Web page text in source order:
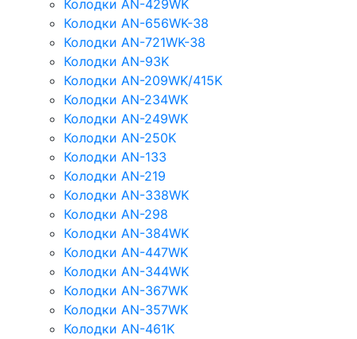
Колодки AN-429WK
Колодки AN-656WK-38
Колодки AN-721WK-38
Колодки AN-93K
Колодки AN-209WK/415K
Колодки AN-234WK
Колодки AN-249WK
Колодки AN-250K
Колодки AN-133
Колодки AN-219
Колодки AN-338WK
Колодки AN-298
Колодки AN-384WK
Колодки AN-447WK
Колодки AN-344WK
Колодки AN-367WK
Колодки AN-357WK
Колодки AN-461K